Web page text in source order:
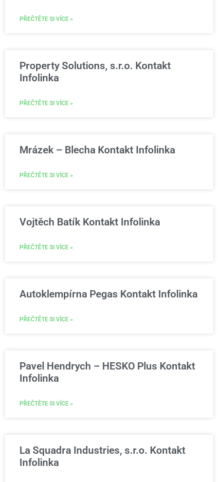
PŘEČTĚTE SI VÍCE »
Property Solutions, s.r.o. Kontakt
Infolinka
PŘEČTĚTE SI VÍCE »
Mrázek – Blecha Kontakt Infolinka
PŘEČTĚTE SI VÍCE »
Vojtěch Batík Kontakt Infolinka
PŘEČTĚTE SI VÍCE »
Autoklempírna Pegas Kontakt Infolinka
PŘEČTĚTE SI VÍCE »
Pavel Hendrych – HESKO Plus Kontakt
Infolinka
PŘEČTĚTE SI VÍCE »
La Squadra Industries, s.r.o. Kontakt
Infolinka